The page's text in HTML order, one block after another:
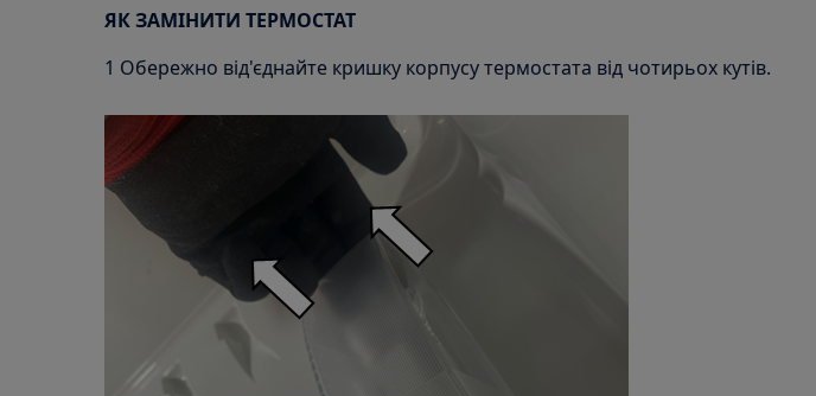
ЯК ЗАМІНИТИ ТЕРМОСТАТ
1 Обережно від'єднайте кришку корпусу термостата від чотирьох кутів.